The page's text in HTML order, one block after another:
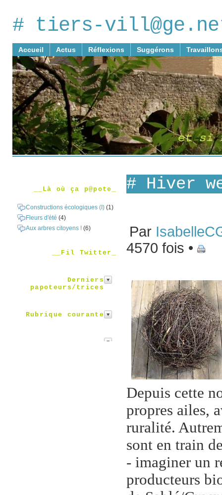
# tiers-
Accueil Actus Réflexions Suggérons
__Là où ça p@pote_
Constructions écologiques (I) (1)
Fleurs d'été (4)
Aux arbres citoyens ! (6)
__Fil Twitter_
Derniers
papoteurs/trices
Rubrique courante
# Hiver
Par
4570 fois •
Depuis cette
propres ailes,
ruralité.
sont en train
- imaginer un
producteurs